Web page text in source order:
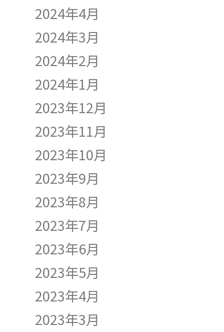
2024年4月
2024年3月
2024年2月
2024年1月
2023年12月
2023年11月
2023年10月
2023年9月
2023年8月
2023年7月
2023年6月
2023年5月
2023年4月
2023年3月